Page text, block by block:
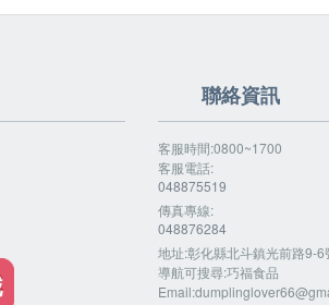
聯絡資訊
客服時間:0800~1700
客服電話:
048875519
傳真專線:
048876284
地址:彰化縣北斗鎮光前路9-6
導航可搜尋:巧福食品
Email: